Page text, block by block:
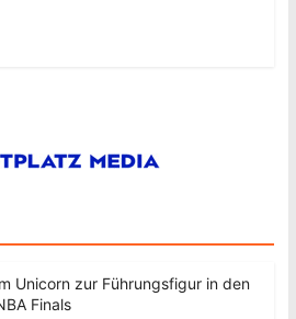
Unicorn zur Führungsfigur in den
Finals